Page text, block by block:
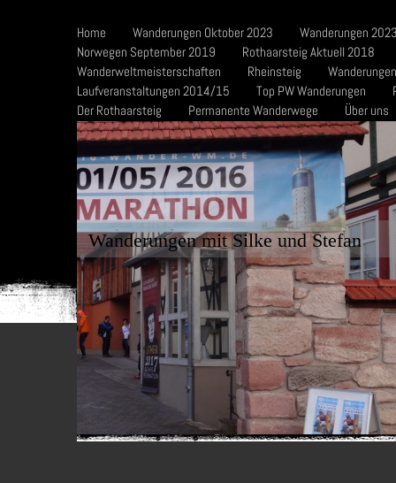
Home Wanderungen Oktober 2023
Wanderungen
Norwegen September 2019
Rothaarsteig Aktuell 2018
Wanderweltmeisterschaften
Rheinsteig
Laufveranstaltungen 2014/15
Top PW Wanderungen
Der Rothaarsteig
Permanente Wanderwege Über uns
Wanderungen mit Silke und Stefan